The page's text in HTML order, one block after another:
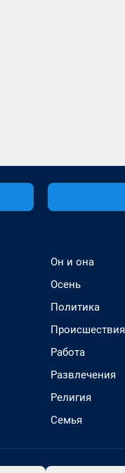
Он и она
Осень
Политика
Происшествия
Работа
Развлечения
Религия
Семья